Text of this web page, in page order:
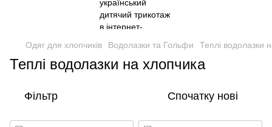
Одяг для хлопчиків Водолазки та Гольфи Теплі водолазки
Теплі водолазки на хлопчика
Фільтр Спочатку нові